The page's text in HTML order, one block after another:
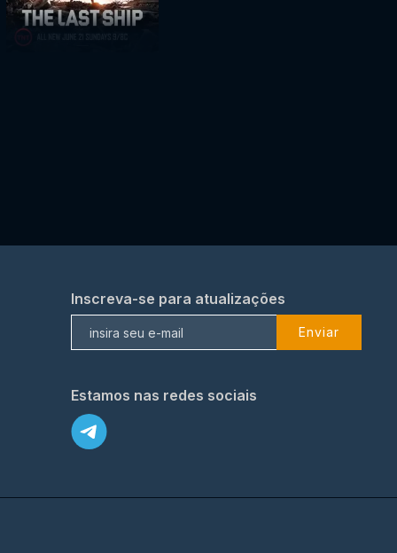
Inscreva-se para atualizações
Enviar
Estamos nas redes sociais